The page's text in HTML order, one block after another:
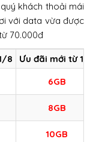
khách thoải mái
với data vừa được
70.000đ
8
Ưu đãi mới từ 1/
6GB
8GB
10GB